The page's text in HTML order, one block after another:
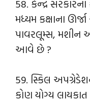
58. કેન્દ્ર
મધ્યમ કક્ષાના
પાવરલૂમ્સ, મશીન
આવે છે ?
59. સ્કિલ
કોણ યોગ્ય